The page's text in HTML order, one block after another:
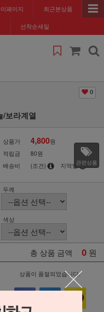
페이지 최근본상품
선착순세일
0
/보라계열
상품가 4,800원
적립금
80원
배송비
(조건) 지역별관련상품
두께
색상
총 상품 금액 0 원
상품이 품절되었습니다.